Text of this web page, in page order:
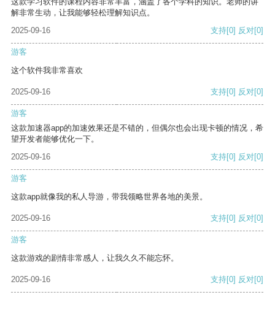
解非常生动，让我能够轻松理解知识点。
2025-09-16
支持[0] 反对[0]
游客
这个软件我非常喜欢
2025-09-16 支持[0] 反对[0]
游客
这款加速器app的加速效果还是不错的，但偶尔也会出现卡顿的情况，希
望开发者能够优化一下。
2025-09-16
支持[0] 反对[0]
游客
这款app就像我的私人导游，带我领略世界各地的美景。
2025-09-16 支持[0] 反对[0]
游客
这款游戏的剧情非常感人，让我久久不能忘怀。
2025-09-16 支持[0] 反对[0]